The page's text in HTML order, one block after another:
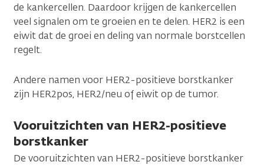
de kankercellen. Daardoor krijgen de kankercellen
veel signalen om te groeien en te delen. HER2 is een
eiwit dat de groei en deling van normale borstcellen
regelt.
Andere namen voor HER2-positieve borstkanker
zijn HER2pos, HER2/neu of eiwit op de tumor.
Vooruitzichten van HER2-positieve
borstkanker
De vooruitzichten van HER2-positieve borstkanker